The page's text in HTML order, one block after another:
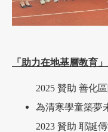
「助力在地基層教育
2025 贊助 善化
為清寒學童築夢
2023 贊助 耶誕